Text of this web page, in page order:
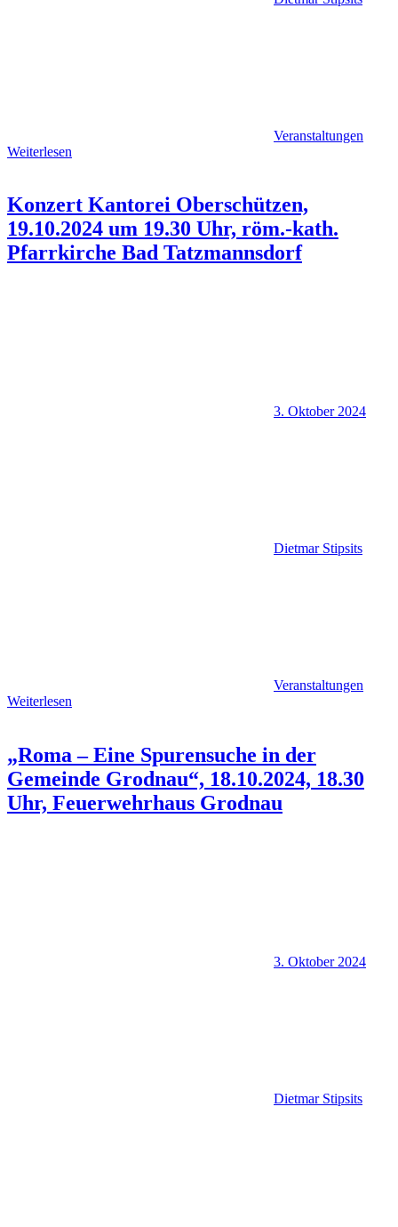
Veranstaltungen
Weiterlesen
Konzert Kantorei Oberschützen,
19.10.2024 um 19.30 Uhr, röm.-kath.
Pfarrkirche Bad Tatzmannsdorf
3. Oktober 2024
Dietmar Stipsits
Veranstaltungen
Weiterlesen
„Roma – Eine Spurensuche in der
Gemeinde Grodnau“, 18.10.2024, 18.30
Uhr, Feuerwehrhaus Grodnau
3. Oktober 2024
Dietmar Stipsits